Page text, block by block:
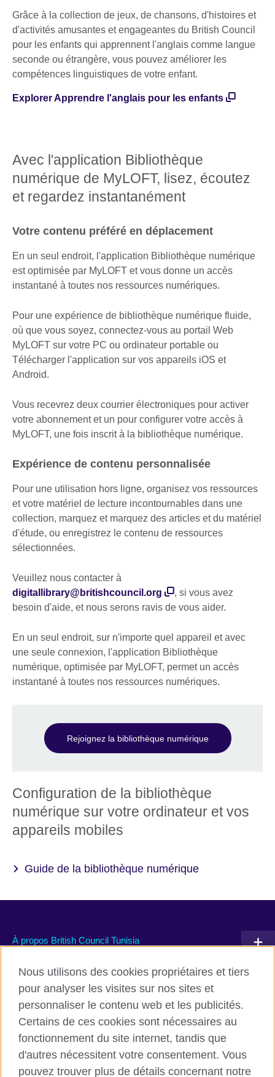
Grâce à la collection de jeux, de chansons, d'histoires et
d'activités amusantes et engageantes du British Council
pour les enfants qui apprennent l'anglais comme langue
seconde ou étrangère, vous pouvez améliorer les
compétences linguistiques de votre enfant.
Explorer Apprendre l'anglais pour les enfants
Avec l'application Bibliothèque
numérique de MyLOFT, lisez, écoutez
et regardez instantanément
Votre contenu préféré en déplacement
En un seul endroit, l'application Bibliothèque numérique
est optimisée par MyLOFT et vous donne un accès
instantané à toutes nos ressources numériques.
Pour une expérience de bibliothèque numérique fluide,
où que vous soyez, connectez-vous au portail Web
MyLOFT sur votre PC ou ordinateur portable ou
Télécharger l'application sur vos appareils iOS et
Android.
Vous recevrez deux courrier électroniques pour activer
votre abonnement et un pour configurer votre accès à
MyLOFT, une fois inscrit à la bibliothèque numérique.
Expérience de contenu personnalisée
Pour une utilisation hors ligne, organisez vos ressources
et votre matériel de lecture incontournables dans une
collection, marquez et marquez des articles et du matériel
d'étude, ou enregistrez le contenu de ressources
sélectionnées.
Veuillez nous contacter à
digitallibrary@britishcouncil.org
, si vous avez
besoin d'aide, et nous serons ravis de vous aider.
En un seul endroit, sur n'importe quel appareil et avec
une seule connexion, l'application Bibliothèque
numérique, optimisée par MyLOFT, permet un accès
instantané à toutes nos ressources numériques.
Rejoignez la bibliothèque numérique
Configuration de la bibliothèque
numérique sur votre ordinateur et vos
appareils mobiles
Guide de la bibliothèque numérique
À propos British Council Tunisia
Communiquez avec nous
TikTok
Nous utilisons des cookies propriétaires et tiers
pour analyser les visites sur nos sites et
personnaliser le contenu web et les publicités.
Certains de ces cookies sont nécessaires au
fonctionnement du site internet, tandis que
d'autres nécessitent votre consentement. Vous
pouvez trouver plus de détails concernant notre